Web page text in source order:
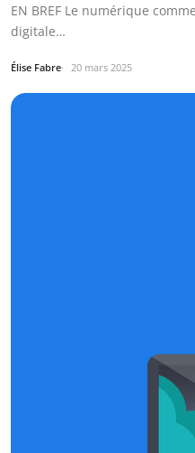
EN BREF Le numérique
digitale…
Élise Fabre 20 mars 2025